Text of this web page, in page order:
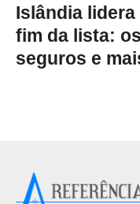
Islândia
fim da lista:
seguros e